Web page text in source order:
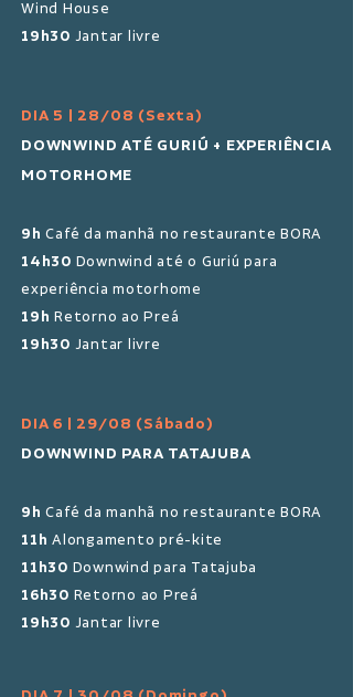
Wind House
19h30 Jantar livre
DIA 5 | 28/08 (Sexta)
DOWNWIND ATÉ GURIÚ + EXPERIÊNCIA
MOTORHOME
9h Café da manhã no restaurante BORA
14h30 Downwind até o Guriú para
experiência motorhome
19h Retorno ao Preá
19h30 Jantar livre
DIA 6 | 29/08 (Sábado)
DOWNWIND PARA TATAJUBA
9h Café da manhã no restaurante BORA
11h Alongamento pré-kite
11h30 Downwind para Tatajuba
16h30 Retorno ao Preá
19h30 Jantar livre